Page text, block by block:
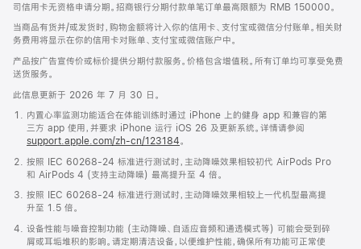
司信用卡无资格申请分期。招商银行分期付款单笔订单最高限额为 RMB 150000。
当商品有货并/或发货时，购物金额将计入你的信用卡、支付宝或微信分付账单。相关财
务费用将显示在你的信用卡对账单、支付宝或微信账户中。
产品按广告宣传价或标价提供分期付款服务。价格包含增值税。所有订单均可享受免费
送货服务。
此信息更新于 2026 年 7 月 30 日。
内置心率监测功能适合在体能训练时通过 iPhone 上的健身 app 和兼容的第
三方 app 使用，并要求 iPhone 运行 iOS 26 及更新系统。详情请参阅
support.apple.com/zh-cn/123184。
按照 IEC 60268-24 标准进行测试时，主动降噪效果相较初代 AirPods Pro
和 AirPods 4 (支持主动降噪) 最高提升至 4 倍。
按照 IEC 60268-24 标准进行测试时，主动降噪效果相较上一代机型最高提
升至 1.5 倍。
设备性能与噪音控制功能 (主动降噪、自适应音频和通透模式等) 可能会受到碎
屑或耳垢堆积的影响。请定期清洁设备，以便维护性能，确保所有功能可正常使